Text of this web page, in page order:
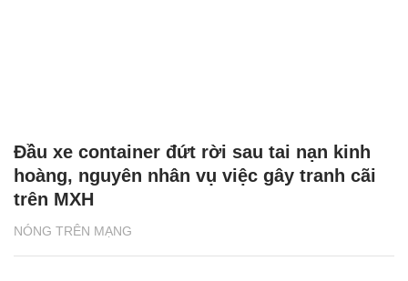
NÓNG TRÊN MẠNG
Đầu xe container đứt rời sau tai nạn kinh
hoàng, nguyên nhân vụ việc gây tranh cãi
trên MXH